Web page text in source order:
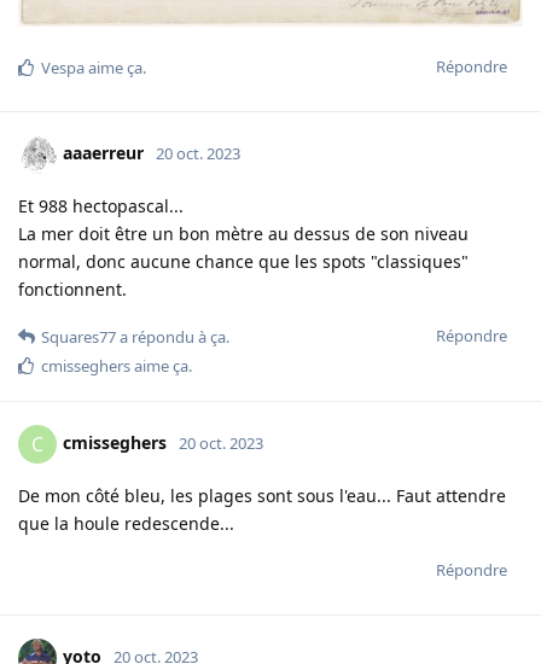
Répondre
Vespaaime ça.
aaaerreur 20 oct. 2023
Et 988 hectopascal...
La mer doit être un bon mètre au dessus de son niveau
normal, donc aucune chance que les spots "classiques"
fonctionnent.
Répondre
Squares77a répondu à ça.
cmisseghersaime ça.
C cmisseghers 20 oct. 2023
De mon côté bleu, les plages sont sous l'eau... Faut attendre
que la houle redescende...
Répondre
yoto 20 oct. 2023